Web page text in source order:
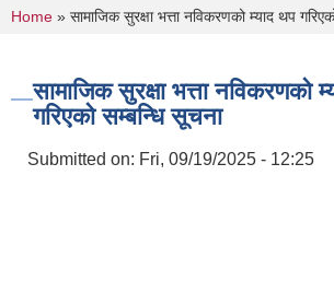
You are here
Home » सामाजिक सुरक्षा भत्ता नविकरणको म्याद थप
सामाजिक सुरक्षा भत्ता नविकरणको
गरिएको सम्बन्धि सूचना
Submitted on: Fri, 09/19/2025 - 12:25